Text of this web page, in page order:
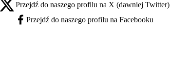
X - otwiera się w nowej karcie
Przejdź do naszego profilu na X (dawniej Twitter)
Facebook - otwiera się w nowej karcie
Przejdź do naszego profilu na Facebooku